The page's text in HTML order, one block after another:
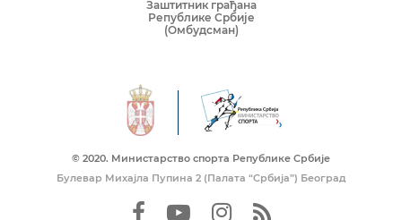
Заштитник грађана
Републике Србије
(Омбудсман)
© 2020. Mинистарство спорта Републике Србије
Булевар Михајла Пупина 2 (Палата “Србија”) Београд